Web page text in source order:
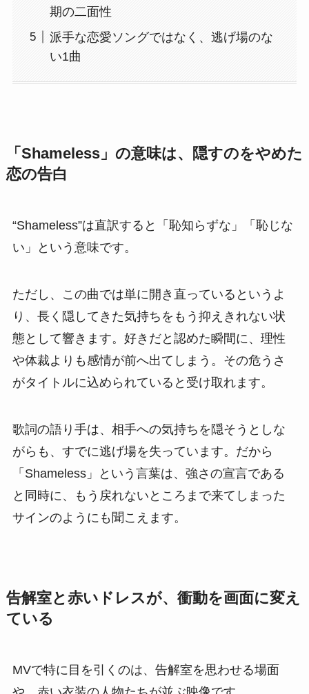
期の二面性
派手な恋愛ソングではなく、逃げ場のな
い1曲
「Shameless」の意味は、隠すのをやめた
恋の告白
“Shameless”は直訳すると「恥知らずな」「恥じな
い」という意味です。
ただし、この曲では単に開き直っているというよ
り、長く隠してきた気持ちをもう抑えきれない状
態として響きます。好きだと認めた瞬間に、理性
や体裁よりも感情が前へ出てしまう。その危うさ
がタイトルに込められていると受け取れます。
歌詞の語り手は、相手への気持ちを隠そうとしな
がらも、すでに逃げ場を失っています。だから
「Shameless」という言葉は、強さの宣言である
と同時に、もう戻れないところまで来てしまった
サインのようにも聞こえます。
告解室と赤いドレスが、衝動を画面に変え
ている
MVで特に目を引くのは、告解室を思わせる場面